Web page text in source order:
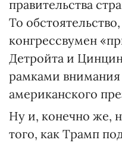
правительства
То
конгрессвумен
Детройта и
рамками
американского
Ну и, конечно же,
того, как Трамп